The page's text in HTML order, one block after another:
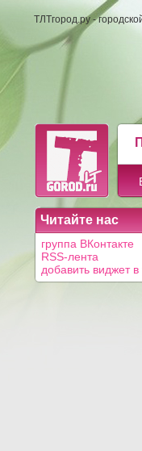
ТЛТгород.ру -
Читайте нас
группа ВКонтакте
RSS-лента
добавить виджет